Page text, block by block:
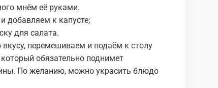
мнём её руками.
добавляем к капусте;
для салата.
перемешиваем и подаём к столу
обязательно поднимет
По желанию, можно украсить блюдо